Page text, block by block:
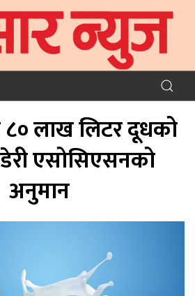
८० लाख लिटर दूधको
एसोसिएसनको
अनुमान